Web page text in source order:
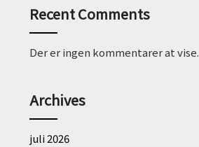
Recent Comments
Der er ingen kommentarer at vise.
Archives
juli 2026